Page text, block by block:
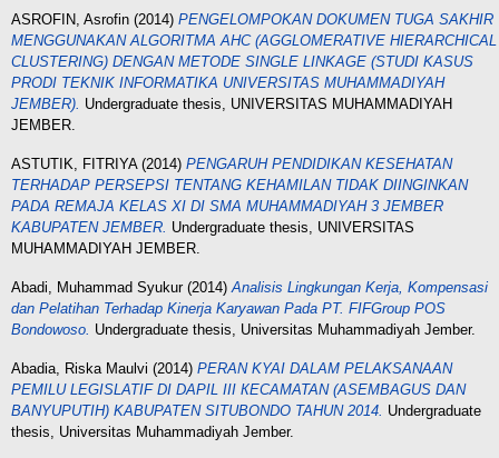
ASROFIN, Asrofin (2014) PENGELOMPOKAN DOKUMEN TUGA SAKHIR
MENGGUNAKAN ALGORITMA AHC (AGGLOMERATIVE HIERARCHICAL
CLUSTERING) DENGAN METODE SINGLE LINKAGE (STUDI KASUS
PRODI TEKNIK INFORMATIKA UNIVERSITAS MUHAMMADIYAH
JEMBER). Undergraduate thesis, UNIVERSITAS MUHAMMADIYAH
JEMBER.
ASTUTIK, FITRIYA(2014) PENGARUH PENDIDIKAN KESEHATAN
TERHADAP PERSEPSI TENTANG KEHAMILAN TIDAK DIINGINKAN
PADA REMAJA KELAS XI DI SMA MUHAMMADIYAH 3 JEMBER
KABUPATEN JEMBER. Undergraduate thesis, UNIVERSITAS
MUHAMMADIYAH JEMBER.
Abadi, Muhammad Syukur(2014)Analisis Lingkungan Kerja, Kompensasi
dan Pelatihan Terhadap Kinerja Karyawan Pada PT. FIFGroup POS
Bondowoso. Undergraduate thesis, Universitas Muhammadiyah Jember.
Abadia, Riska Maulvi (2014) PERAN KYAI DALAM PELAKSANAAN
PEMILU LEGISLATIF DI DAPIL IIІ КЕСАМATAN (ASEMBAGUS DAN
BANYUPUTIH) KABUPATEN SITUBONDO TAHUN 2014. Undergraduate
thesis, Universitas Muhammadiyah Jember.